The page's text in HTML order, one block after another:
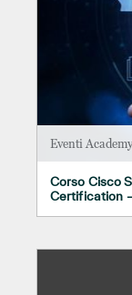
Eventi Academy
Corso Cisco
Certification